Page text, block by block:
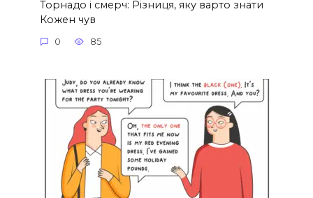
Торнадо і смерч: Різниця, яку варто знати
Кожен чув
0 85